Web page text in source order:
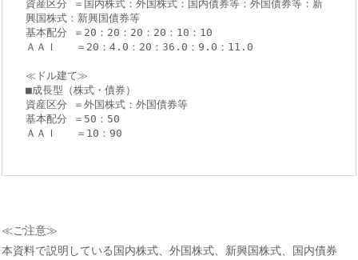
資産区分 ＝国内株式：外国株式：国内債券等：外国債券等：新
興国株式：新興国債券等
基本配分 ＝20：20：20：20：10：10
ＡＡＩ   ＝20：4.0：20：36.0：9.0：11.0
≪ドル建て≫
■成長型（株式・債券）
資産区分 ＝外国株式：外国債券等
基本配分 ＝50：50
ＡＡＩ   ＝10：90
≪ご注意≫
本資料で説明している国内株式、外国株式、新興国株式、国内債券